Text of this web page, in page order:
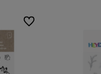
Do ulubionych